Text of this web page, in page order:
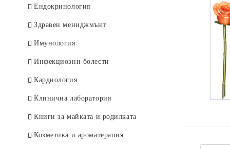
Deutsche Bücher
Ендокринология
Здравен мениджмънт
Имунология
Инфекциозни болести
Кардиология
Клинична лаборатория
Книги за майката и родилката
Козметика и ароматерапия